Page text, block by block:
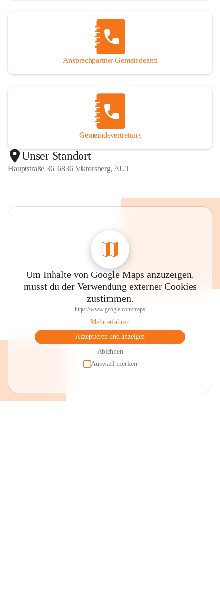
Ansprechpartner Gemeindeamt
Gemeindevertretung
Unser Standort
Hauptstraße 36, 6836 Viktorsberg, AUT
Um Inhalte von Google Maps anzuzeigen,
musst du der Verwendung externer Cookies
zustimmen.
https://www.google.com/maps
Mehr erfahren
Akzeptieren und anzeigen
Ablehnen
Auswahl merken